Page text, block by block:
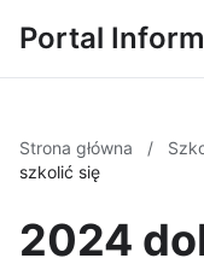
Portal
Strona główna /
szkolić się
2024